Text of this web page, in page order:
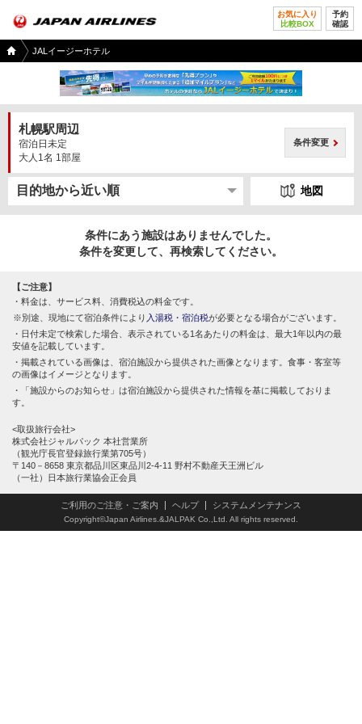
お気に入り
比較BOX
予約
確認
国内
ツア
JALイージーホテル
札幌駅周辺
宿泊日未定
大人1名 1部屋
条件変更
地図
条件にあう施設はありませんでした。
条件を変更して、再検索してください。
【ご注意】
料金は、サービス料、消費税込の料金です。
別途、現地にて宿泊条件により 入湯税・宿泊税が必要となる場合がございます。
日付未定で検索した場合、表示されている1名あたりの料金は、最大1年以内の最
安値を記載しています。
掲載されている画像は、宿泊施設から提供された画像となります。食事・客室等
の画像はイメージとなります。
「施設からのお知らせ」は宿泊施設から提供された情報を基に掲載しておりま
す。
<取扱旅行会社>
株式会社ジャルパック 本社営業所
（観光庁長官登録旅行業第705号）
〒140－8658 東京都品川区東品川2-4-11 野村不動産天王洲ビル
（一社）日本旅行業協会正会員
ご利用のご注意・ご案内 ヘルプ システムメンテナンス
Copyright©Japan Airlines.&JALPAK Co.,Ltd. All rights reserved.